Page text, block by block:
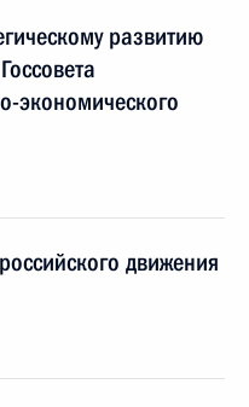
развитию
экономического
движения